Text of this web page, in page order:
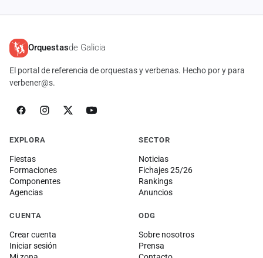
Orquestasde Galicia
El portal de referencia de orquestas y verbenas. Hecho por y para
verbener@s.
EXPLORA
Fiestas
Formaciones
Componentes
Agencias
SECTOR
Noticias
Fichajes 25/26
Rankings
Anuncios
CUENTA
Crear cuenta
Iniciar sesión
ODG
Sobre nosotros
Prensa